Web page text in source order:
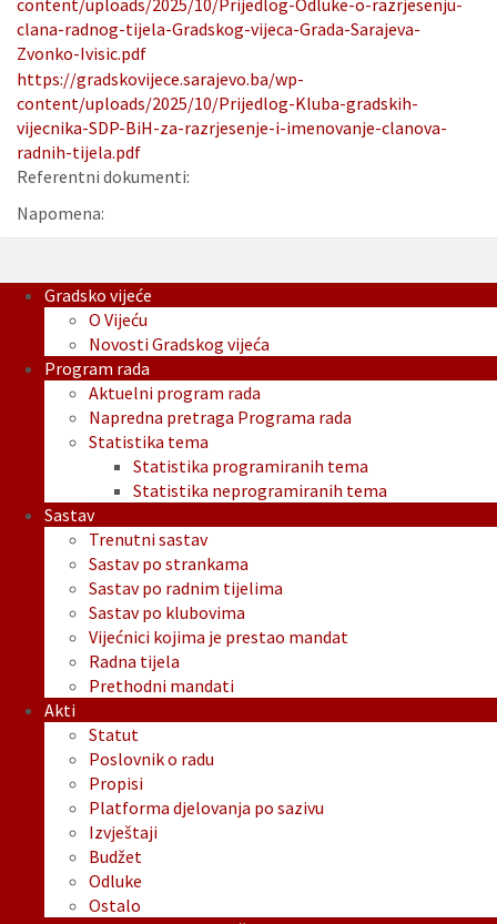
content/uploads/2025/10/Prijedlog-Odluke-o-razrjesenju-
clana-radnog-tijela-Gradskog-vijeca-Grada-Sarajeva-
Zvonko-Ivisic.pdf
https://gradskovijece.sarajevo.ba/wp-
content/uploads/2025/10/Prijedlog-Kluba-gradskih-
vijecnika-SDP-BiH-za-razrjesenje-i-imenovanje-clanova-
radnih-tijela.pdf
Referentni dokumenti:
Napomena:
Gradsko vijeće
O Vijeću
Novosti Gradskog vijeća
Program rada
Aktuelni program rada
Napredna pretraga Programa rada
Statistika tema
Statistika programiranih tema
Statistika neprogramiranih tema
Sastav
Trenutni sastav
Sastav po strankama
Sastav po radnim tijelima
Sastav po klubovima
Vijećnici kojima je prestao mandat
Radna tijela
Prethodni mandati
Akti
Statut
Poslovnik o radu
Propisi
Platforma djelovanja po sazivu
Izvještaji
Budžet
Odluke
Ostalo